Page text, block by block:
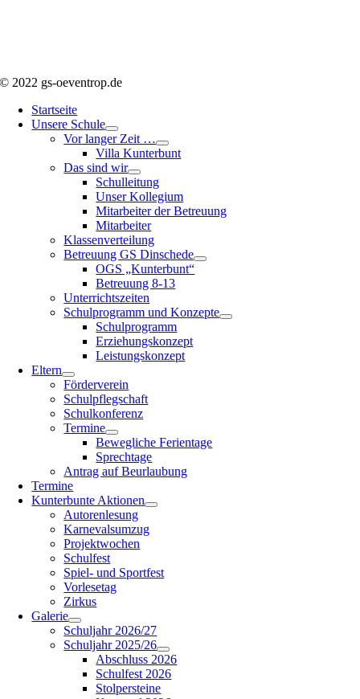
© 2022 gs-oeventrop.de
Startseite
Unsere Schule
Vor langer Zeit …
Villa Kunterbunt
Das sind wir
Schulleitung
Unser Kollegium
Mitarbeiter der Betreuung
Mitarbeiter
Klassenverteilung
Betreuung GS Dinschede
OGS „Kunterbunt“
Betreuung 8-13
Unterrichtszeiten
Schulprogramm und Konzepte
Schulprogramm
Erziehungskonzept
Leistungskonzept
Eltern
Förderverein
Schulpflegschaft
Schulkonferenz
Termine
Bewegliche Ferientage
Sprechtage
Antrag auf Beurlaubung
Termine
Kunterbunte Aktionen
Autorenlesung
Karnevalsumzug
Projektwochen
Schulfest
Spiel- und Sportfest
Vorlesetag
Zirkus
Galerie
Schuljahr 2026/27
Schuljahr 2025/26
Abschluss 2026
Schulfest 2026
Stolpersteine